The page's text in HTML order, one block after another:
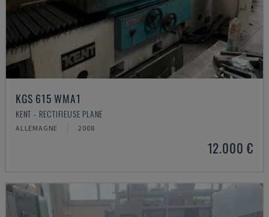
KGS 615 WMA1
KENT - RECTIFIEUSE PLANE
ALLEMAGNE 2008
12.000 €